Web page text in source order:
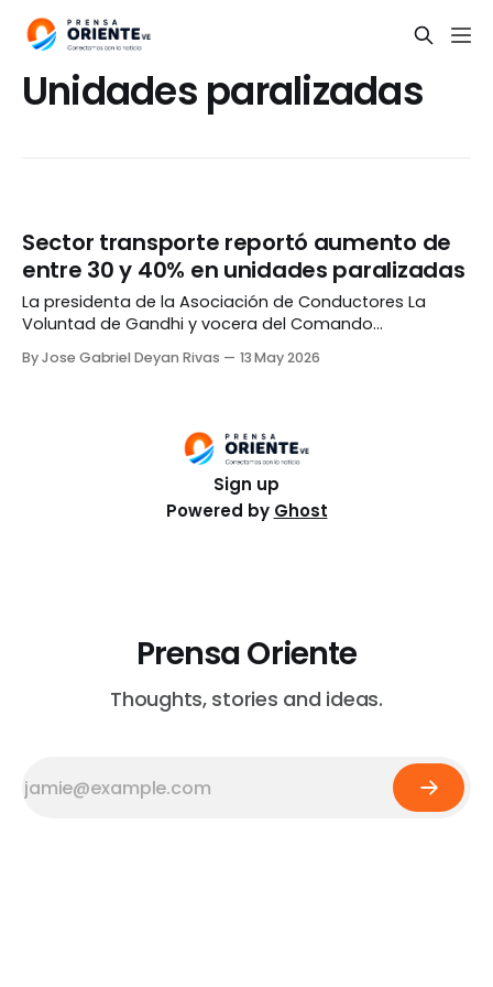
Unidades paralizadas
Sector transporte reportó aumento de
entre 30 y 40% en unidades paralizadas
La presidenta de la Asociación de Conductores La
Voluntad de Gandhi y vocera del Comando
que el número de unidades paralizadas a nivel nacional
By Jose Gabriel Deyan Rivas 13 May 2026
Sign up
Powered by Ghost
Prensa Oriente
Thoughts, stories and ideas.